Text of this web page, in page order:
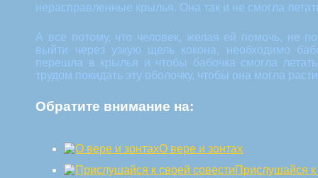
нерасправленные крылья. Она так и не смогла
А все потому, что человек, желая ей помочь, не
выйти через узкую щель кокона, необходимо
перешла в крылья и чтобы бабочка смогла
трудом покидать эту оболочку, чтобы она могла
Обратите внимание на:
О вере и зонтах
Прислушайся к